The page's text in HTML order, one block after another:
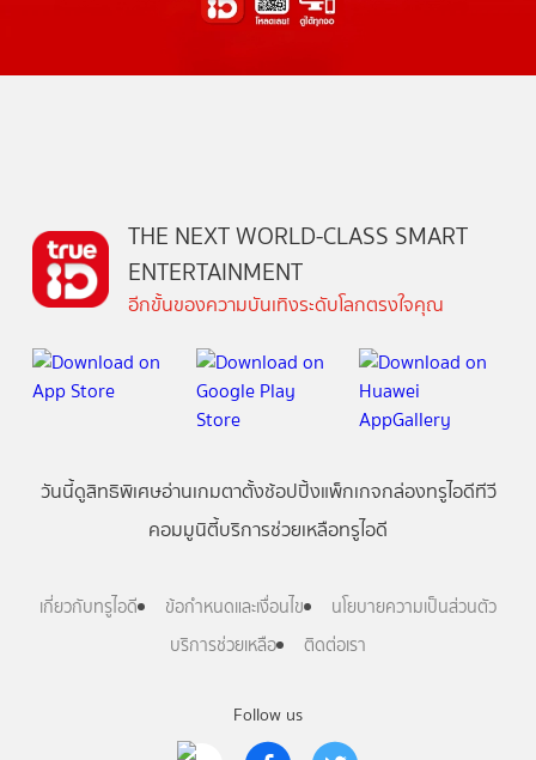
Follow us
THE NEXT WORLD-CLASS SMART
ENTERTAINMENT
อีกขั้นของความบันเทิงระดับโลกตรงใจคุณ
วันนี้ดูสิทธิพิเศษอ่านเกมตาตั้งช้อปปิ้งแพ็กเกจกล่องทรูไอดีทีวี
คอมมูนิตี้บริการช่วยเหลือทรูไอดี
เกี่ยวกับทรูไอดี ข้อกำหนดและเงื่อนไข
นโยบายความเป็นส่วนตัว
บริการช่วยเหลือ
ติดต่อเรา